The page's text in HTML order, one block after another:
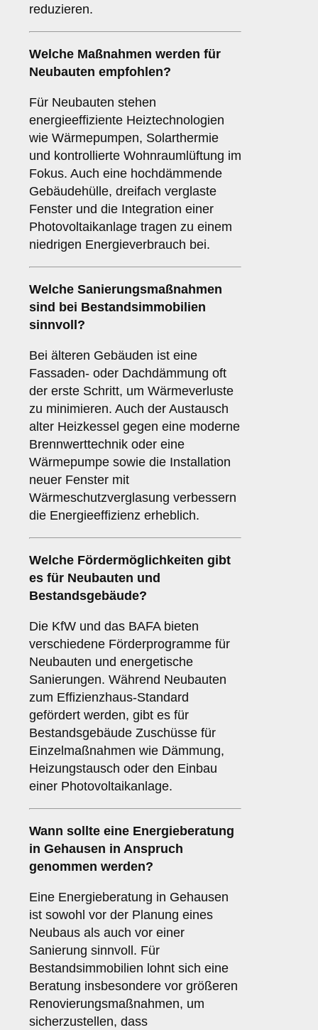
reduzieren.
Welche Maßnahmen werden für
Neubauten empfohlen?
Für Neubauten stehen
energieeffiziente Heiztechnologien
wie Wärmepumpen, Solarthermie
und kontrollierte Wohnraumlüftung im
Fokus. Auch eine hochdämmende
Gebäudehülle, dreifach verglaste
Fenster und die Integration einer
Photovoltaikanlage tragen zu einem
niedrigen Energieverbrauch bei.
Welche Sanierungsmaßnahmen
sind bei Bestandsimmobilien
sinnvoll?
Bei älteren Gebäuden ist eine
Fassaden- oder Dachdämmung oft
der erste Schritt, um Wärmeverluste
zu minimieren. Auch der Austausch
alter Heizkessel gegen eine moderne
Brennwerttechnik oder eine
Wärmepumpe sowie die Installation
neuer Fenster mit
Wärmeschutzverglasung verbessern
die Energieeffizienz erheblich.
Welche Fördermöglichkeiten gibt
es für Neubauten und
Bestandsgebäude?
Die KfW und das BAFA bieten
verschiedene Förderprogramme für
Neubauten und energetische
Sanierungen. Während Neubauten
zum Effizienzhaus-Standard
gefördert werden, gibt es für
Bestandsgebäude Zuschüsse für
Einzelmaßnahmen wie Dämmung,
Heizungstausch oder den Einbau
einer Photovoltaikanlage.
Wann sollte eine Energieberatung
in Gehausen in Anspruch
genommen werden?
Eine Energieberatung in Gehausen
ist sowohl vor der Planung eines
Neubaus als auch vor einer
Sanierung sinnvoll. Für
Bestandsimmobilien lohnt sich eine
Beratung insbesondere vor größeren
Renovierungsmaßnahmen, um
sicherzustellen, dass